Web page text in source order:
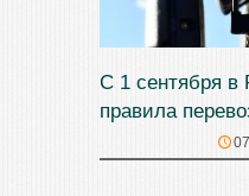
С 1 сентября в
правила